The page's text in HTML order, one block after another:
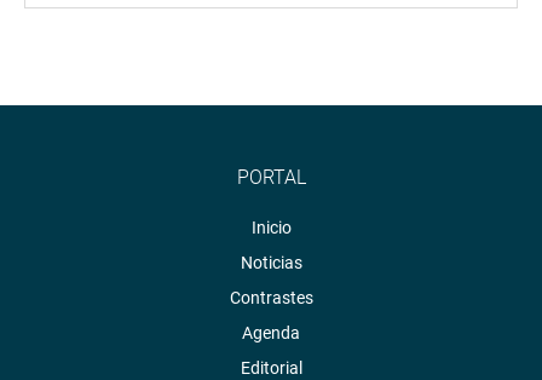
PORTAL
Inicio
Noticias
Contrastes
Agenda
Editorial